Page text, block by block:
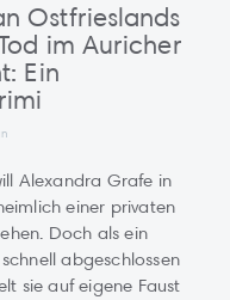
Ostfrieslands
im Auricher
Ein
Alexandra Grafe in
einer privaten
Doch als ein
abgeschlossen
sie auf eigene Faust